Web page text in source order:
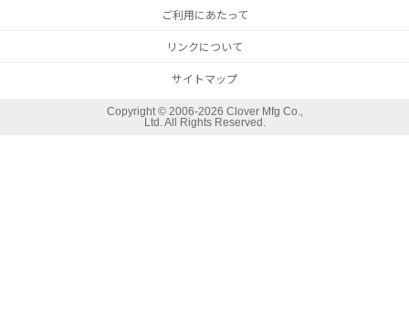
ご利用にあたって
リンクについて
サイトマップ
Copyright © 2006-2026 Clover Mfg Co.,
Ltd. All Rights Reserved.